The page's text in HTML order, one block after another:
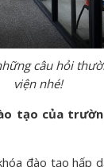
câu hỏi
viện nhé!
tạo của
đào tạo hấp